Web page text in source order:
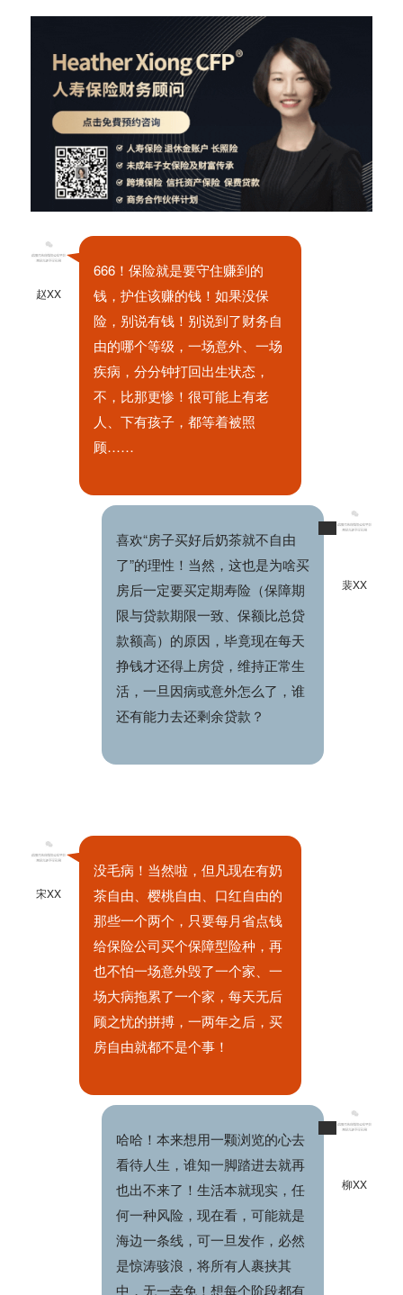
赵XX
666！保险就是要守住赚到的
钱，护住该赚的钱！如果没保
险，别说有钱！别说到了财务自
由的哪个等级，一场意外、一场
疾病，分分钟打回出生状态，
不，比那更惨！很可能上有老
人、下有孩子，都等着被照
顾……
喜欢“房子买好后奶茶就不自由
了”的理性！当然，这也是为啥买
房后一定要买定期寿险（保障期
限与贷款期限一致、保额比总贷
款额高）的原因，毕竟现在每天
挣钱才还得上房贷，维持正常生
活，一旦因病或意外怎么了，谁
还有能力去还剩余贷款？
裴XX
宋XX
没毛病！当然啦，但凡现在有奶
茶自由、樱桃自由、口红自由的
那些一个两个，只要每月省点钱
给保险公司买个保障型险种，再
也不怕一场意外毁了一个家、一
场大病拖累了一个家，每天无后
顾之忧的拼搏，一两年之后，买
房自由就都不是个事！
哈哈！本来想用一颗浏览的心去
看待人生，谁知一脚踏进去就再
也出不来了！生活本就现实，任
何一种风险，现在看，可能就是
海边一条线，可一旦发作，必然
是惊涛骇浪，将所有人裹挟其
中，无一幸免！想每个阶段都有
柳XX